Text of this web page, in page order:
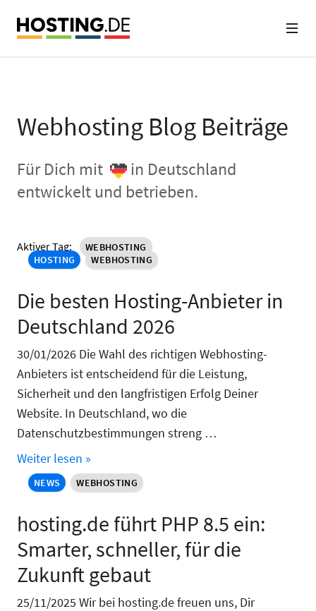
Webhosting Blog Beiträge
Für Dich mit
in Deutschland
entwickelt und betrieben.
Aktiver Tag:
WEBHOSTING
HOSTING
WEBHOSTING
Die besten Hosting-Anbieter in
Deutschland 2026
30/01/2026 Die Wahl des richtigen Webhosting-
Anbieters ist entscheidend für die Leistung,
Sicherheit und den langfristigen Erfolg Deiner
Website. In Deutschland, wo die
Datenschutzbestimmungen streng …
Weiter lesen »
NEWS WEBHOSTING
hosting.de führt PHP 8.5 ein:
Smarter, schneller, für die
Zukunft gebaut
25/11/2025 Wir bei hosting.de freuen uns, Dir